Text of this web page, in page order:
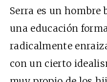
Serra es un hombre
una educación
radicalmente
con un cierto